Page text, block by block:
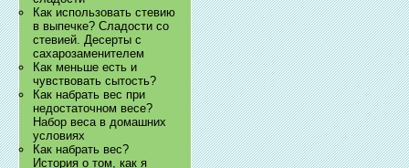
Как использовать стевию
в выпечке? Сладости со
стевией. Десерты с
сахарозаменителем
Как меньше есть и
чувствовать сытость?
Как набрать вес при
недостаточном весе?
Набор веса в домашних
условиях
Как набрать вес?
История о том, как я